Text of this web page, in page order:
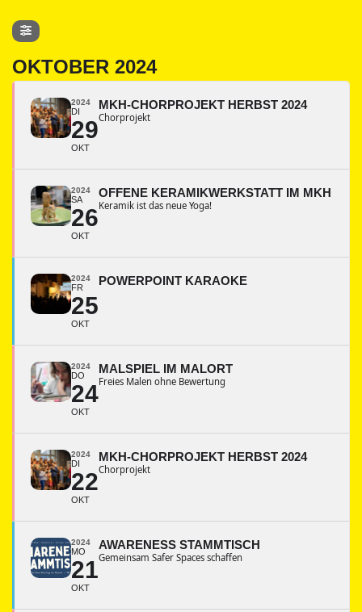
OKTOBER 2024
2024
DI
29
OKT
MKH-CHORPROJEKT HERBST 2024
Chorprojekt
2024
SA
26
OKT
OFFENE KERAMIKWERKSTATT IM MKH
Keramik ist das neue Yoga!
2024
FR
25
OKT
POWERPOINT KARAOKE
2024
DO
24
OKT
MALSPIEL IM MALORT
Freies Malen ohne Bewertung
2024
DI
22
OKT
MKH-CHORPROJEKT HERBST 2024
Chorprojekt
2024
MO
21
OKT
AWARENESS STAMMTISCH
Gemeinsam Safer Spaces schaffen